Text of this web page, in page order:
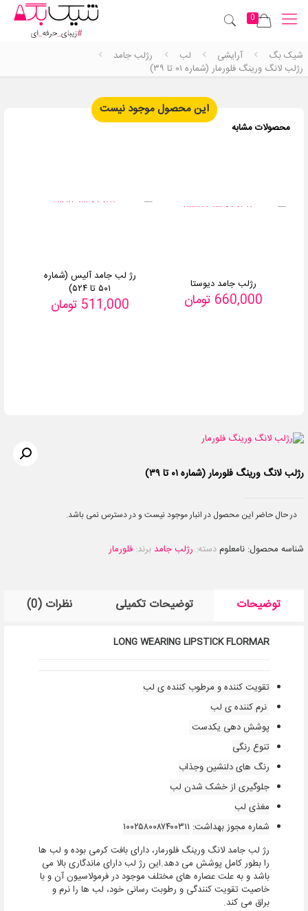
0
شیک بگ آرایشی لب
رژلب جامد
رژلب لانگ ورینگ فلورمار (شماره ۰۱ تا ۳۹)
این محصول موجود نیست
محصولات مشابه
رژلب جامد دیوستا
660,000 تومان
رژ لب جامد آلیس (شماره
۵۰۱ تا ۵۲۴)
511,000 تومان
رژلب لانگ ورینگ فلورمار (شماره ۰۱ تا ۳۹)
در حال حاضر این محصول در انبار موجود نیست و در دسترس نمی باشد.
شناسه محصول: نامعلومدسته: رژلب جامد برند: فلورمار
توضیحات توضیحات تکمیلی نظرات (0)
LONG WEARING LIPSTICKFLORMAR
تقویت کننده و مرطوب کننده ی لب
نرم کننده ی لب
پوشش دهی یکدست
تنوع رنگی
رنگ های دلنشین وجذاب
جلوگیری از خشک شدن لب
مغذی لب
شماره مجوز بهداشت: ۱۰۰۲۵۸۰۰۸۷۴۰۰۳۱۱
رژ لب جامد لانگ ورینگ فلورمار، دارای بافت کرمی بوده و لب ها
را بطور کامل پوشش می دهد.این رژ لب دارای ماندگاری بالا می
باشد و به علت عصاره های مختلف موجود در فرمولاسیون آن و با
خاصیت تقویت کنندگی و رطوبت رسانی خود، لب ها را نرم و
براق می کند.